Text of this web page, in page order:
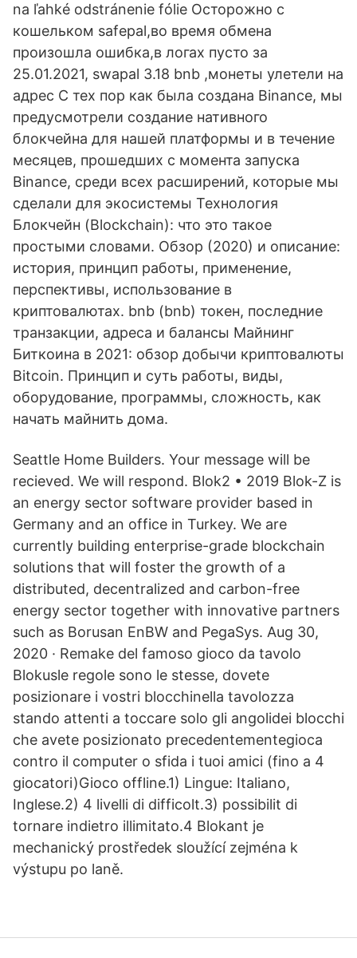
na ľahké odstránenie fólie Осторожно с
кошельком safepal,во время обмена
произошла ошибка,в логах пусто за
25.01.2021, swapal 3.18 bnb ,монеты улетели на
адрес С тех пор как была создана Binance, мы
предусмотрели создание нативного
блокчейна для нашей платформы и в течение
месяцев, прошедших с момента запуска
Binance, среди всех расширений, которые мы
сделали для экосистемы Технология
Блокчейн (Blockchain): что это такое
простыми словами. Обзор (2020) и описание:
история, принцип работы, применение,
перспективы, использование в
криптовалютах. bnb (bnb) токен, последние
транзакции, адреса и балансы Майнинг
Биткоина в 2021: обзор добычи криптовалюты
Bitcoin. Принцип и суть работы, виды,
оборудование, программы, сложность, как
начать майнить дома.
Seattle Home Builders. Your message will be
recieved. We will respond. Blok2 • 2019 Blok-Z is
an energy sector software provider based in
Germany and an office in Turkey. We are
currently building enterprise-grade blockchain
solutions that will foster the growth of a
distributed, decentralized and carbon-free
energy sector together with innovative partners
such as Borusan EnBW and PegaSys. Aug 30,
2020 · Remake del famoso gioco da tavolo
Blokusle regole sono le stesse, dovete
posizionare i vostri blocchinella tavolozza
stando attenti a toccare solo gli angolidei blocchi
che avete posizionato precedentementegioca
contro il computer o sfida i tuoi amici (fino a 4
giocatori)Gioco offline.1) Lingue: Italiano,
Inglese.2) 4 livelli di difficolt.3) possibilit di
tornare indietro illimitato.4 Blokant je
mechanický prostředek sloužící zejména k
výstupu po laně.